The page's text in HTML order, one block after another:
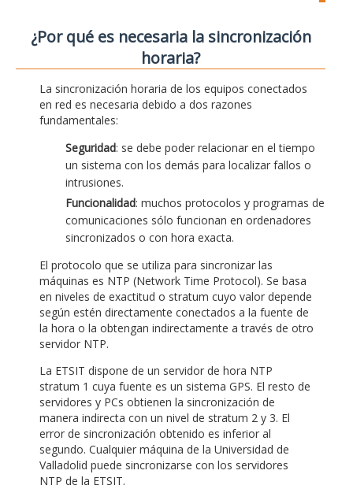
¿Por qué es necesaria la sincronización
horaria?
La sincronización horaria de los equipos conectados
en red es necesaria debido a dos razones
fundamentales:
Seguridad: se debe poder relacionar en el tiempo
un sistema con los demás para localizar fallos o
intrusiones.
Funcionalidad: muchos protocolos y programas de
comunicaciones sólo funcionan en ordenadores
sincronizados o con hora exacta.
El protocolo que se utiliza para sincronizar las
máquinas es NTP (Network Time Protocol). Se basa
en niveles de exactitud o stratum cuyo valor depende
según estén directamente conectados a la fuente de
la hora o la obtengan indirectamente a través de otro
servidor NTP.
La ETSIT dispone de un servidor de hora NTP
stratum 1 cuya fuente es un sistema GPS. El resto de
servidores y PCs obtienen la sincronización de
manera indirecta con un nivel de stratum 2 y 3. El
error de sincronización obtenido es inferior al
segundo. Cualquier máquina de la Universidad de
Valladolid puede sincronizarse con los servidores
NTP de la ETSIT.